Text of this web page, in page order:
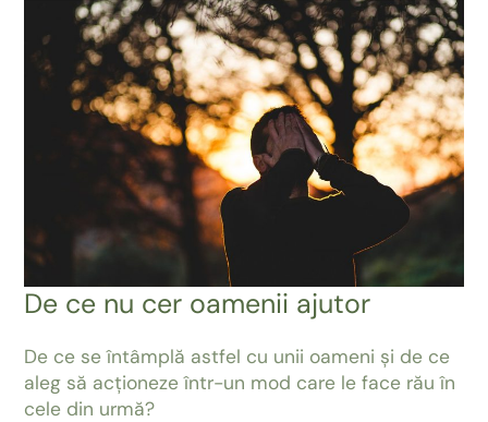
De ce nu cer oamenii ajutor
De ce se întâmplă astfel cu unii oameni și de ce
aleg să acționeze într-un mod care le face rău în
cele din urmă?